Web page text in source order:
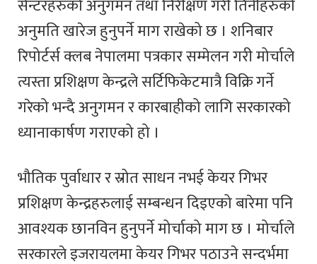
सेन्टरहरुको अनुगमन तथा निरीक्षण गरी तिनीहरुको
अनुमति खारेज हुनुपर्ने माग राखेको छ । शनिबार
रिपोर्टर्स क्लब नेपालमा पत्रकार सम्मेलन गरी मोर्चाले
त्यस्ता प्रशिक्षण केन्द्रले सर्टिफिकेटमात्रै विक्रि गर्ने
गरेको भन्दै अनुगमन र कारबाहीको लागि सरकारको
ध्यानाकार्षण गराएको हो ।
भौतिक पुर्वाधार र स्रोत साधन नभई केयर गिभर
प्रशिक्षण केन्द्रहरुलाई सम्बन्धन दिइएको बारेमा पनि
आवश्यक छानविन हुनुपर्ने मोर्चाको माग छ । मोर्चाले
सरकारले इजरायलमा केयर गिभर पठाउने सन्दर्भमा